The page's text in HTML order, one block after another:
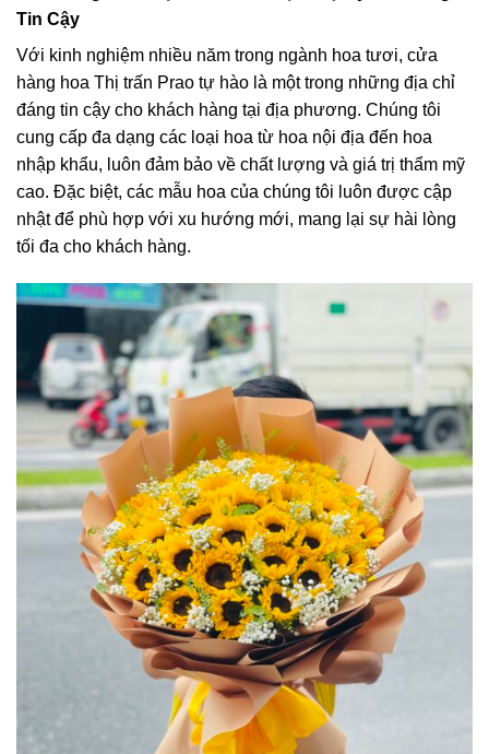
Tin Cậy
Với kinh nghiệm nhiều năm trong ngành hoa tươi, cửa
hàng hoa Thị trấn Prao tự hào là một trong những địa chỉ
đáng tin cậy cho khách hàng tại địa phương. Chúng tôi
cung cấp đa dạng các loại hoa từ hoa nội địa đến hoa
nhập khẩu, luôn đảm bảo về chất lượng và giá trị thẩm mỹ
cao. Đặc biệt, các mẫu hoa của chúng tôi luôn được cập
nhật để phù hợp với xu hướng mới, mang lại sự hài lòng
tối đa cho khách hàng.